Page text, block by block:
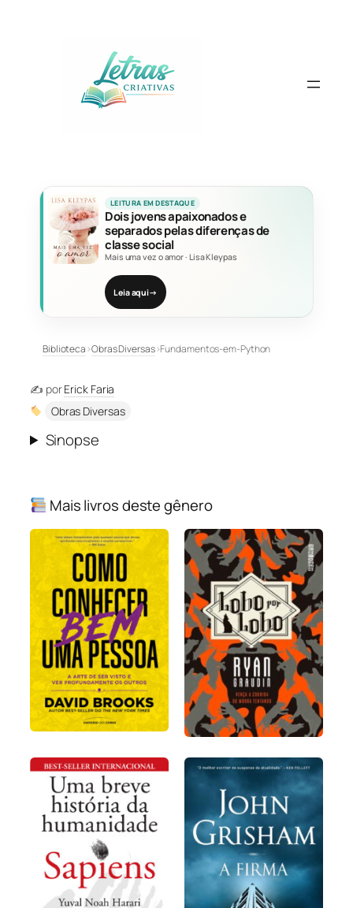
LEITURA EM DESTAQUE
Dois jovens apaixonados e
separados pelas diferenças de
classe social
Mais uma vez o amor· Lisa Kleypas
Leia aqui→
Biblioteca›Obras Diversas›Fundamentos-em-Python
✍️ porErick Faria
Obras Diversas
Sinopse
Mais livros deste gênero